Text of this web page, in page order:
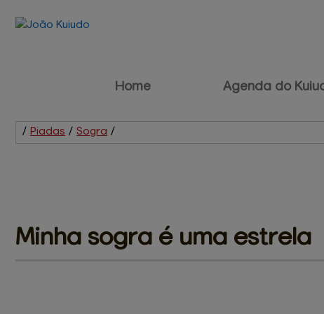
Home Agenda do
/ Piadas / Sogra /
Minha sogra é uma estrela